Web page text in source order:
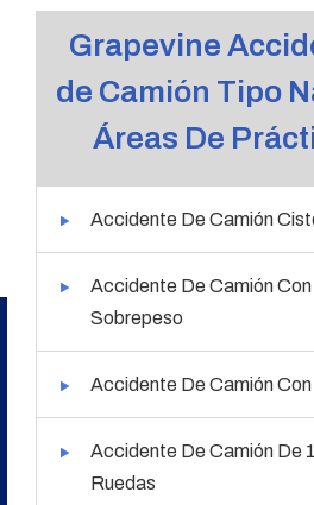
Grapevine
de Camión Tipo
Áreas De
Accidente De Camión
Accidente De Camión Con
Sobrepeso
Accidente De Camión Con
Accidente De Camión De
Ruedas